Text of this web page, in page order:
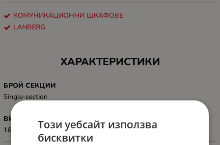
КОМУНИКАЦИОННИ ШКАФОВЕ
LANBERG
ХАРАКТЕРИСТИКИ
БРОЙ СЕКЦИИ
Single-section
ВИСОЧИНА, MM
1694 mm
Този уебсайт използва
бисквитки